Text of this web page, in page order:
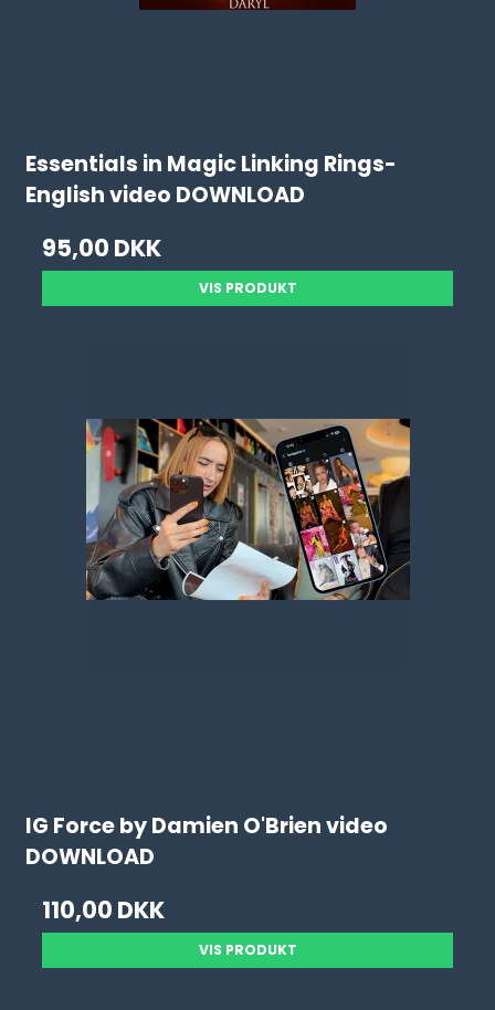
Essentials in Magic Linking Rings-
English video DOWNLOAD
95,00 DKK
VIS PRODUKT
IG Force by Damien O'Brien video
DOWNLOAD
110,00 DKK
VIS PRODUKT